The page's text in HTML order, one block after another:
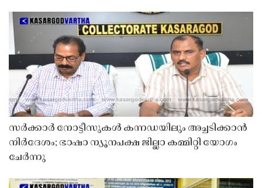
സർക്കാർ നോട്ടീസുകൾ കന്നഡയിലും അച്ചടിക്കാൻ
നിർദേശം; ഭാഷാ ന്യൂനപക്ഷ ജില്ലാ കമ്മിറ്റി യോഗം
ചേർന്നു